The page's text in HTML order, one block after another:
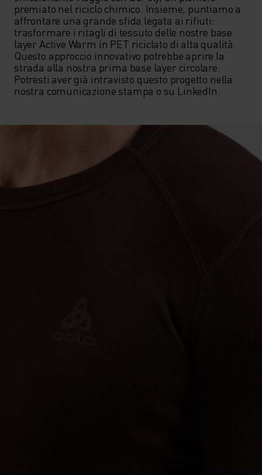
premiato nel riciclo chimico. Insieme, puntiamo a
affrontare una grande sfida legata ai rifiuti:
trasformare i ritagli di tessuto delle nostre base
layer Active Warm in PET riciclato di alta qualità.
Questo approccio innovativo potrebbe aprire la
strada alla nostra prima base layer circolare.
Potresti aver già intravisto questo progetto nella
nostra comunicazione stampa o su LinkedIn.